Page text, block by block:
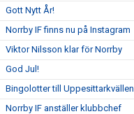
Gott Nytt År!
Norrby IF finns nu på Instagram
Viktor Nilsson klar för Norrby
God Jul!
Bingolotter till Uppesittarkvällen
Norrby IF anställer klubbchef